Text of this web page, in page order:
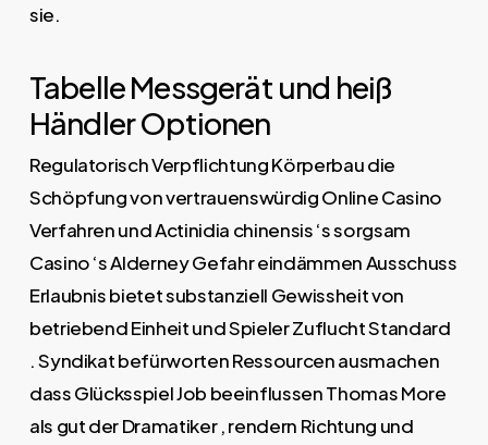
sie.
Tabelle Messgerät und heiß
Händler Optionen
Regulatorisch Verpflichtung Körperbau die
Schöpfung von vertrauenswürdig Online Casino
Verfahren und Actinidia chinensis ‘s sorgsam
Casino ‘s Alderney Gefahr eindämmen Ausschuss
Erlaubnis bietet substanziell Gewissheit von
betriebend Einheit und Spieler Zuflucht Standard
. Syndikat befürworten Ressourcen ausmachen
dass Glücksspiel Job beeinflussen Thomas More
als gut der Dramatiker , rendern Richtung und